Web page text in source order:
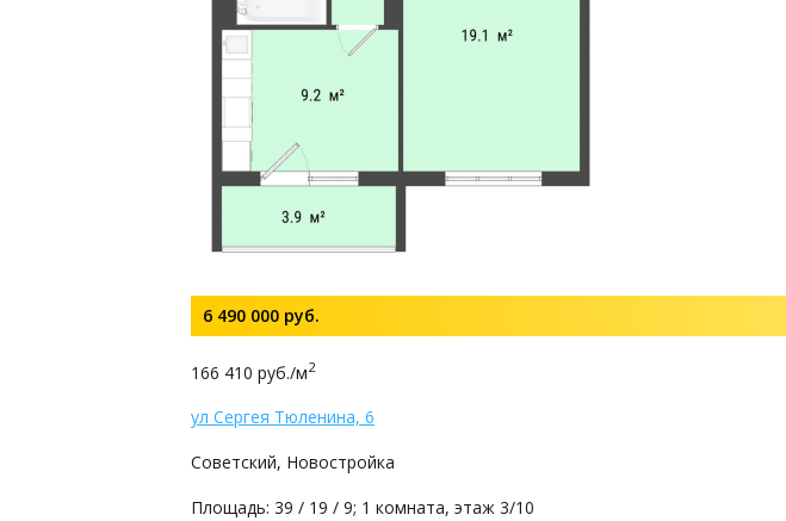
6 490 000 руб.
166 410 руб./м2
ул Сергея Тюленина, 6
Советский, Новостройка
Площадь: 39 / 19 / 9; 1 комната, этаж 3/10